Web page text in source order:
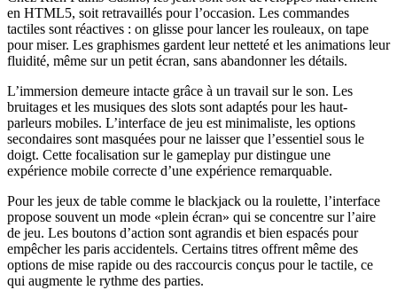
en HTML5, soit retravaillés pour l’occasion. Les commandes
tactiles sont réactives : on glisse pour lancer les rouleaux, on tape
pour miser. Les graphismes gardent leur netteté et les animations leur
fluidité, même sur un petit écran, sans abandonner les détails.
L’immersion demeure intacte grâce à un travail sur le son. Les
bruitages et les musiques des slots sont adaptés pour les haut-
parleurs mobiles. L’interface de jeu est minimaliste, les options
secondaires sont masquées pour ne laisser que l’essentiel sous le
doigt. Cette focalisation sur le gameplay pur distingue une
expérience mobile correcte d’une expérience remarquable.
Pour les jeux de table comme le blackjack ou la roulette, l’interface
propose souvent un mode «plein écran» qui se concentre sur l’aire
de jeu. Les boutons d’action sont agrandis et bien espacés pour
empêcher les paris accidentels. Certains titres offrent même des
options de mise rapide ou des raccourcis conçus pour le tactile, ce
qui augmente le rythme des parties.